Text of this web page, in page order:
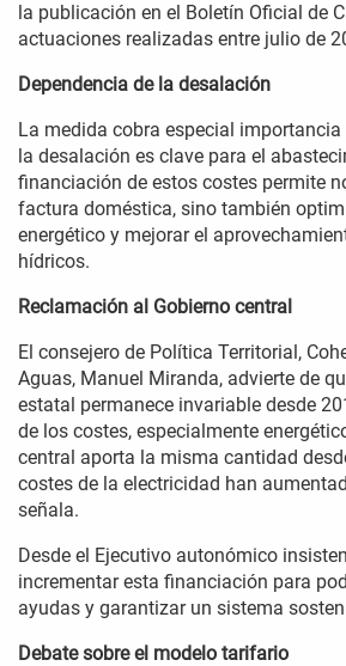
la publicación en el Boletín Oficial de
actuaciones realizadas entre julio de
Dependencia de la desalación
La medida cobra especial importancia
la desalación es clave para el
financiación de estos costes permite
factura doméstica, sino también
energético y mejorar el
hídricos.
Reclamación al Gobierno central
El consejero de Política Territorial,
Aguas, Manuel Miranda, advierte de
estatal permanece invariable desde
de los costes, especialmente
central aporta la misma cantidad
costes de la electricidad han
señala.
Desde el Ejecutivo autonómico
incrementar esta financiación para
ayudas y garantizar un sistema
Debate sobre el modelo tarifario